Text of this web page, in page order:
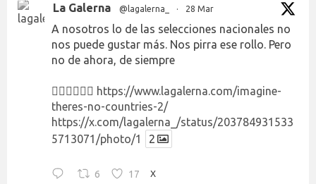
La Galerna @lagalerna_ · 28 Mar
A nosotros lo de las selecciones nacionales no
nos puede gustar más. Nos pirra ese rollo. Pero
no de ahora, de siempre
👉🏻👉🏻👉🏻 https://www.lagalerna.com/imagine-
theres-no-countries-2/
https://x.com/lagalerna_/status/203784931533
5713071/photo/1
2
6 17 X